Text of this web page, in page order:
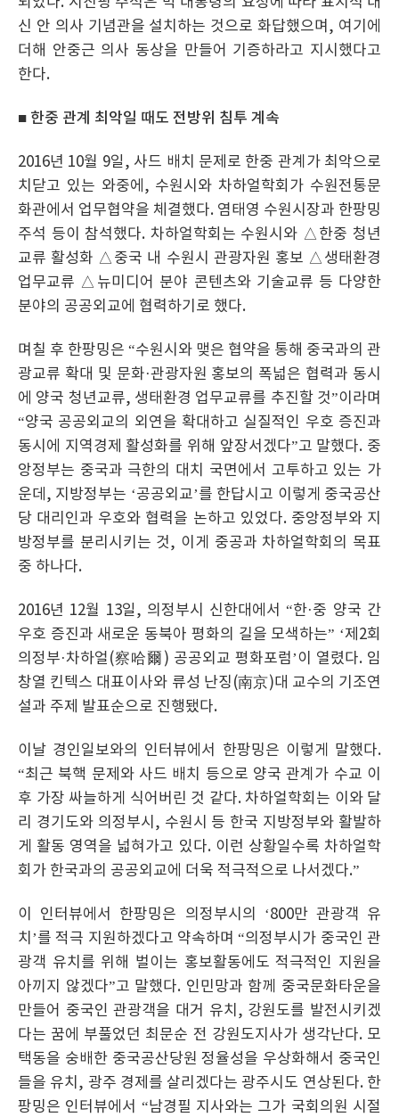
신 안 의사 기념관을 설치하는 것으로 화답했으며, 여기에
더해 안중근 의사 동상을 만들어 기증하라고 지시했다고
한다.
■ 한중 관계 최악일 때도 전방위 침투 계속
2016년 10월 9일, 사드 배치 문제로 한중 관계가 최악으로
치닫고 있는 와중에, 수원시와 차하얼학회가 수원전통문
화관에서 업무협약을 체결했다. 염태영 수원시장과 한팡밍
주석 등이 참석했다. 차하얼학회는 수원시와 △한중 청년
교류 활성화 △중국 내 수원시 관광자원 홍보 △생태환경
업무교류 △뉴미디어 분야 콘텐츠와 기술교류 등 다양한
분야의 공공외교에 협력하기로 했다.
며칠 후 한팡밍은 “수원시와 맺은 협약을 통해 중국과의 관
광교류 확대 및 문화·관광자원 홍보의 폭넓은 협력과 동시
에 양국 청년교류, 생태환경 업무교류를 추진할 것”이라며
“양국 공공외교의 외연을 확대하고 실질적인 우호 증진과
동시에 지역경제 활성화를 위해 앞장서겠다”고 말했다. 중
앙정부는 중국과 극한의 대치 국면에서 고투하고 있는 가
운데, 지방정부는 ‘공공외교’를 한답시고 이렇게 중국공산
당 대리인과 우호와 협력을 논하고 있었다. 중앙정부와 지
방정부를 분리시키는 것, 이게 중공과 차하얼학회의 목표
중 하나다.
2016년 12월 13일, 의정부시 신한대에서 “한·중 양국 간
우호 증진과 새로운 동북아 평화의 길을 모색하는” ‘제2회
의정부·차하얼(察哈爾) 공공외교 평화포럼’이 열렸다. 임
창열 킨텍스 대표이사와 류성 난징(南京)대 교수의 기조연
설과 주제 발표순으로 진행됐다.
이날 경인일보와의 인터뷰에서 한팡밍은 이렇게 말했다.
“최근 북핵 문제와 사드 배치 등으로 양국 관계가 수교 이
후 가장 싸늘하게 식어버린 것 같다. 차하얼학회는 이와 달
리 경기도와 의정부시, 수원시 등 한국 지방정부와 활발하
게 활동 영역을 넓혀가고 있다. 이런 상황일수록 차하얼학
회가 한국과의 공공외교에 더욱 적극적으로 나서겠다.”
이 인터뷰에서 한팡밍은 의정부시의 ‘800만 관광객 유
치’를 적극 지원하겠다고 약속하며 “의정부시가 중국인 관
광객 유치를 위해 벌이는 홍보활동에도 적극적인 지원을
아끼지 않겠다”고 말했다. 인민망과 함께 중국문화타운을
만들어 중국인 관광객을 대거 유치, 강원도를 발전시키겠
다는 꿈에 부풀었던 최문순 전 강원도지사가 생각난다. 모
택동을 숭배한 중국공산당원 정율성을 우상화해서 중국인
들을 유치, 광주 경제를 살리겠다는 광주시도 연상된다. 한
팡밍은 인터뷰에서 “남경필 지사와는 그가 국회의원 시절